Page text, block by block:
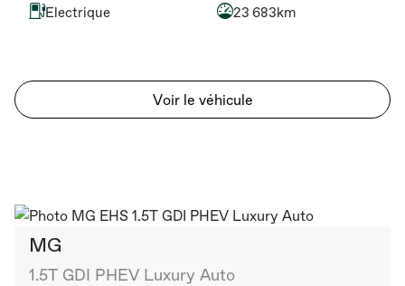
Electrique
23 683km
Voir le véhicule
MG
1.5T GDI PHEV Luxury Auto